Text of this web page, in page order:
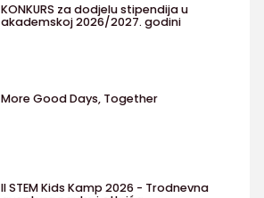
KONKURS za dodjelu stipendija u
akademskoj 2026/2027. godini
More Good Days, Together
II STEM Kids Kamp 2026 - Trodnevna